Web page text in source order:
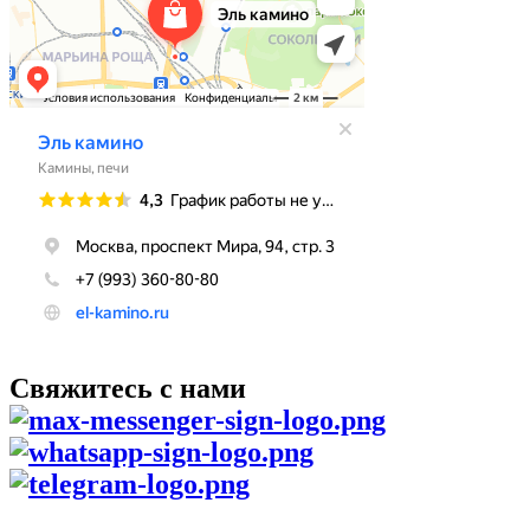
Свяжитесь с нами